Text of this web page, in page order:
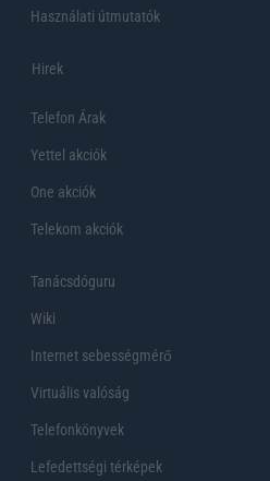
Használati útmutatók
Hirek
Telefon Árak
Yettel akciók
One akciók
Telekom akciók
Tanácsdóguru
Wiki
Internet sebességmérő
Virtuális valóság
Telefonkönyvek
Lefedettségi térképek